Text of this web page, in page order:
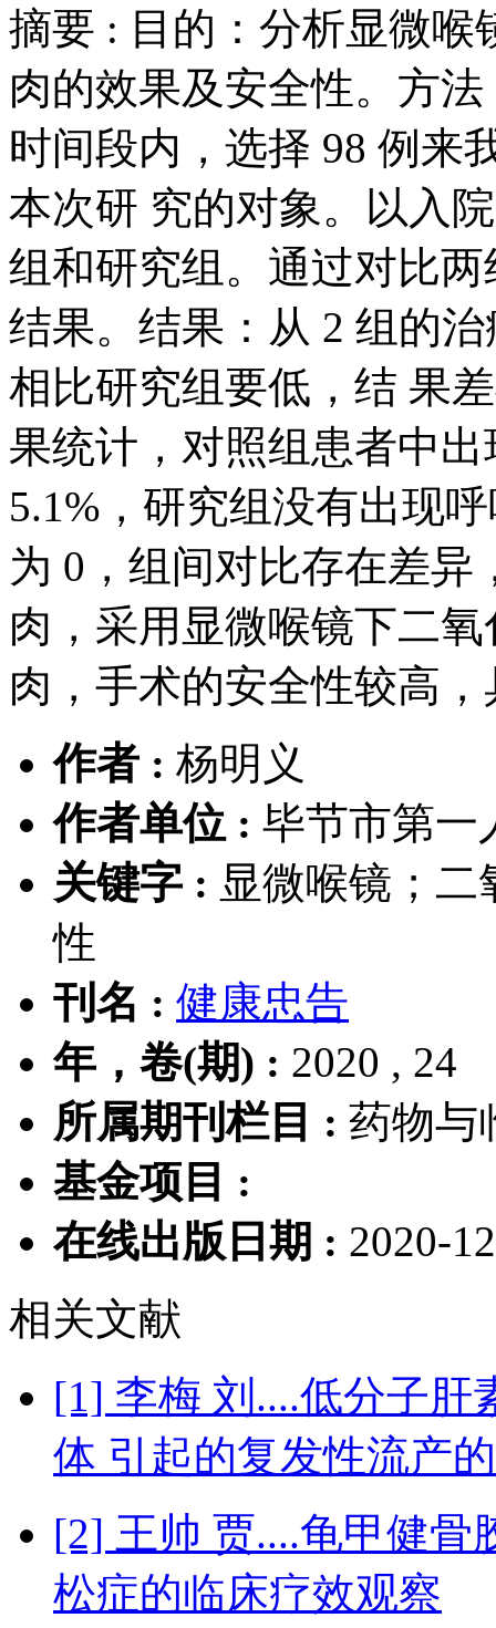
摘要 : 目的：分析显微
肉的效果及安全性。方法
时间段内，选择 98 例来
本次研 究的对象。以入
组和研究组。通过对比
结果。结果：从 2 组的
相比研究组要低，结 果
果统计，对照组患者中
5.1%，研究组没有出现
为 0，组间对比存在差异
肉，采用显微喉镜下二
肉，手术的安全性较高
作者 : 杨明义
作者单位 : 毕节市第一
关键字 : 显微喉镜；
性
刊名 : 健康忠告
年，卷(期) : 2020 , 24
所属期刊栏目 : 药物与
基金项目 :
在线出版日期 : 2020-
相关文献
[1] 李梅 刘....低分子肝
体 引起的复发性流产
[2] 王帅 贾....龟甲健骨
松症的临床疗效观察